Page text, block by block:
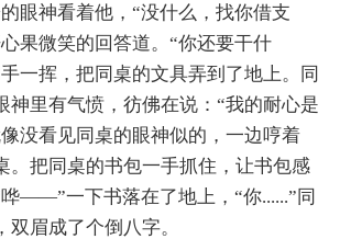
眼神看着他，“没什么，找你借支
果微笑的回答道。“你还要干什
一挥，把同桌的文具弄到了地上。同
神里有气愤，彷佛在说：“我的耐心是
没看见同桌的眼神似的，一边哼着
。把同桌的书包一手抓住，让书包感
哗——”一下书落在了地上，“你......”同
眉成了个倒八字。